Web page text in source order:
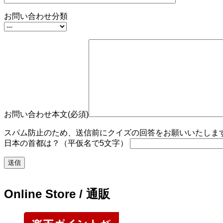
お問い合わせ分類
お問い合わせ本文(必須)
スパム防止のため、送信前にクイズの回答をお願いいたしま
日本の首都は？（平仮名で5文字）
Online Store / 通販